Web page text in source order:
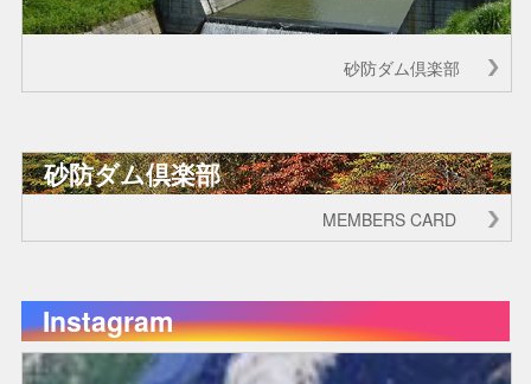
砂防ダム倶楽部
砂防ダム倶楽部
MEMBERS CARD
Instagram